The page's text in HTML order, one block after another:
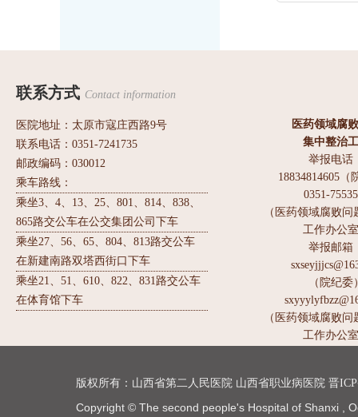
联系方式 Contact information
医院地址：太原市寇庄西路9号
联系电话：0351-7241735
邮政编码：030012
乘车路线：
乘坐3、4、13、25、801、814、838、
865路交公车在公交集团公司下车
乘坐27、56、65、804、813路交公车
在新建南路双塔西街口下车
乘坐21、51、610、822、831路交公车
在体育馆下车
医药领域腐
集中整治
举报电话
18834814605（
0351-
（医药领域腐败
工作办公
举报邮箱
（院纪委
（医药领域腐败
工作办公
版权所有： 山西省第二人民医院 山西省职业病医院 晋
Copyright © The second people's Hospital of Shanxi ,